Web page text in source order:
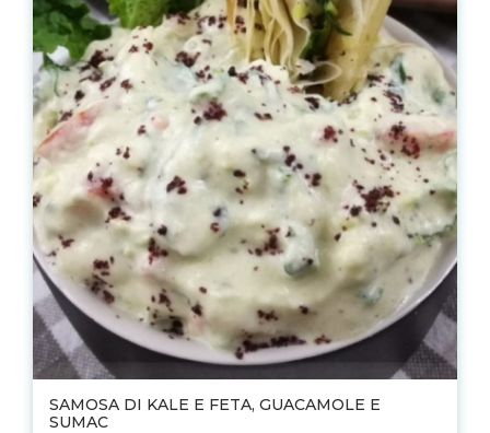
SAMOSA DI KALE E FETA, GUACAMOLE E
SUMAC